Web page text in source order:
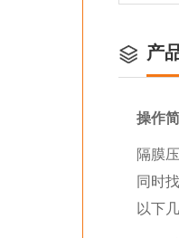
产
操作
隔膜
同时
以下